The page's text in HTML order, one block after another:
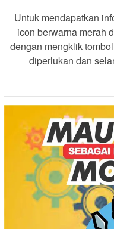
Untuk mendapatkan
icon berwarna merah
dengan mengklik
diperlukan dan